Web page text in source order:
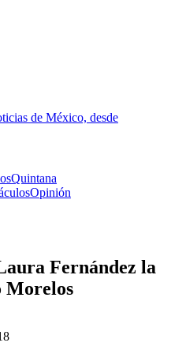
de México, desde
Quintana
Opinión
Fernández la
Morelos